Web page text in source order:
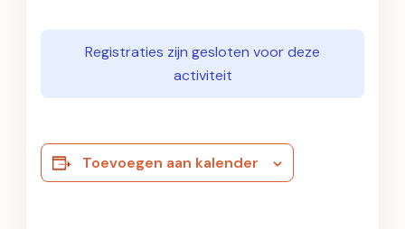
Registraties zijn gesloten voor deze
activiteit
Toevoegen aan kalender